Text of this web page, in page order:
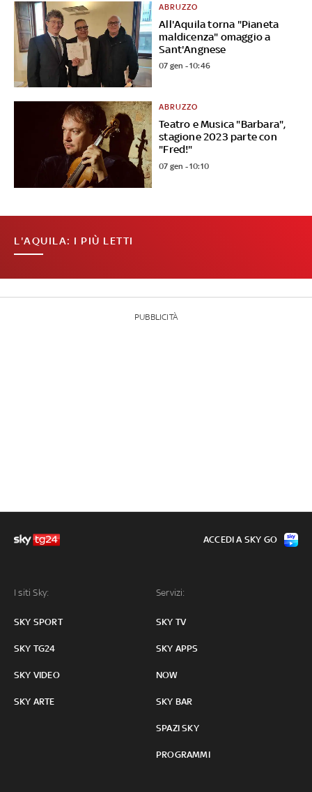
All'Aquila torna "Pianeta
maldicenza" omaggio a
Sant'Angnese
ABRUZZO
07 gen - 10:46
Teatro e Musica "Barbara",
stagione 2023 parte con
"Fred!"
ABRUZZO
07 gen - 10:10
L'AQUILA: I PIÙ LETTI
PUBBLICITÀ
I siti Sky:
SKY SPORT
SKY TG24
SKY VIDEO
SKY ARTE
Servizi:
SKY TV
SKY APPS
NOW
SKY BAR
SPAZI SKY
PROGRAMMI
ACCEDI A SKY GO